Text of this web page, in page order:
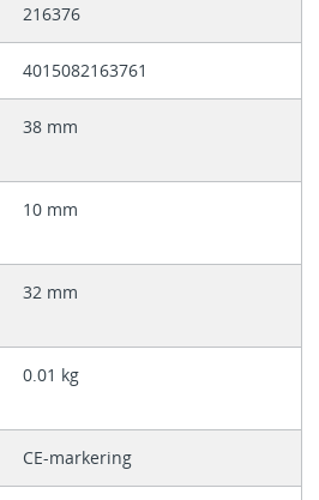
216376
4015082163761
38 mm
10 mm
32 mm
0.01 kg
CE-markering